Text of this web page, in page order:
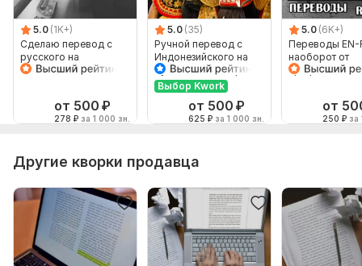
5.0 (1K+)
Сделаю перевод с
русского на
английский и
от 500 ₽
278 ₽ за 1 000 зн.
5.0 (35)
Ручной перевод с
Индонезийского на
Русский и наоборот
Выбор Kwork
от 500 ₽
625 ₽ за 1 000 зн.
5.0 (6K+)
Переводы EN-
наоборот от
от
250 ₽ за
Другие кворки продавца